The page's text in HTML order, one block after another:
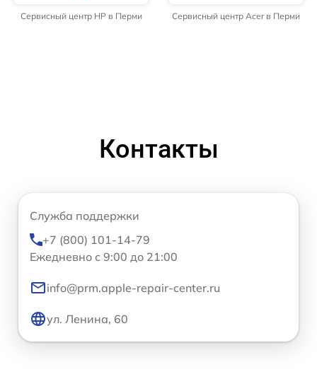
Сервисный центр HP в Перми Сервисный центр Acer в Перми
Контакты
Служба поддержки
+7 (800) 101-14-79
Ежедневно с 9:00 до 21:00
info@prm.apple-repair-center.ru
ул. Ленина, 60